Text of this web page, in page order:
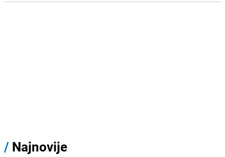
/ Najnovije